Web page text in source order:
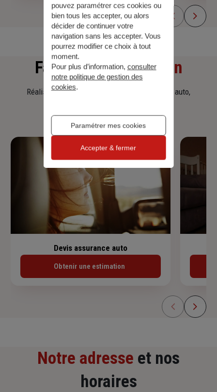
Faitesune simulation
Réalisez une simulation tarifaire d'assurance, auto,
Devis assurance auto
Obtenir une estimation
Notre adresse et nos
horaires
pouvez paramétrer ces cookies ou
bien tous les accepter, ou alors
décider de continuer votre
navigation sans les accepter. Vous
pourrez modifier ce choix à tout
moment.
Pour plus d’information, consulter
notre politique de gestion des
cookies.
Paramétrer mes cookies
Accepter & fermer